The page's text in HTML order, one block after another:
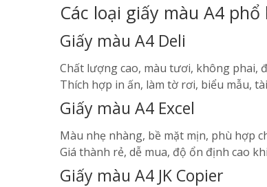
Các loại giấy màu A4
Giấy màu A4 Deli
Chất lượng cao, màu tươi, không phai,
Thích hợp in ấn, làm tờ rơi, biểu mẫu,
Giấy màu A4 Excel
Màu nhẹ nhàng, bề mặt mịn, phù hợp
Giá thành rẻ, dễ mua, độ ổn định cao
Giấy màu A4 JK Copier